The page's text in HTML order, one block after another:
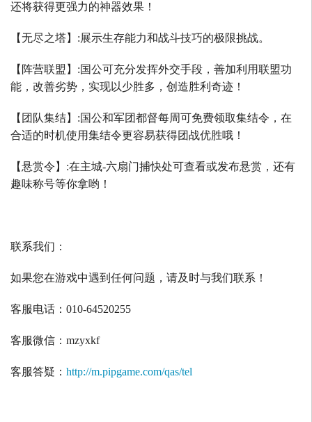
还将获得更强力的神器效果！
【无尽之塔】 :展示生存能力和战斗技巧的极限挑战。
【阵营联盟】 :国公可充分发挥外交手段，善加利用联盟功
能，改善劣势，实现以少胜多，创造胜利奇迹！
【团队集结】 :国公和军团都督每周可免费领取集结令，在
合适的时机使用集结令更容易获得团战优胜哦！
【悬赏令】 :在主城-六扇门捕快处可查看或发布悬赏，还有
趣味称号等你拿哟！
联系我们：
如果您在游戏中遇到任何问题，请及时与我们联系！
客服电话： 010-64520255
客服微信： mzyxkf
客服答疑： http://m.pipgame.com/qas/tel